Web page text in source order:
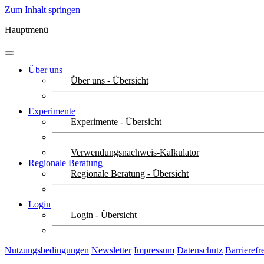
Zum Inhalt springen
Hauptmenü
Über uns
Über uns - Übersicht
Experimente
Experimente - Übersicht
Verwendungsnachweis-Kalkulator
Regionale Beratung
Regionale Beratung - Übersicht
Login
Login - Übersicht
Nutzungsbedingungen Newsletter Impressum Datenschutz